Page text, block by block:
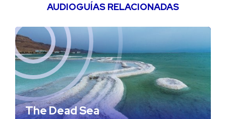
AUDIOGUÍAS RELACIONADAS
The Dead Sea